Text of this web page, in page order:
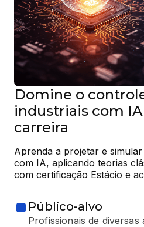
Domine o
industriais com
carreira
Aprenda a projetar e
com IA, aplicando teorias
com certificação Estácio e
Público-alvo
Profissionais de diversas